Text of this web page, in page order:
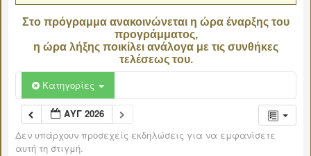
Στο πρόγραμμα ανακοινώνεται η ώρα έναρξης του
προγράμματος,
η ώρα λήξης ποικίλει ανάλογα με τις συνθήκες
τελέσεως του.
Κατηγορίες
ΑΥΓ 2026
Δεν υπάρχουν προσεχείς εκδηλώσεις για να εμφανίσετε
αυτή τη στιγμή.